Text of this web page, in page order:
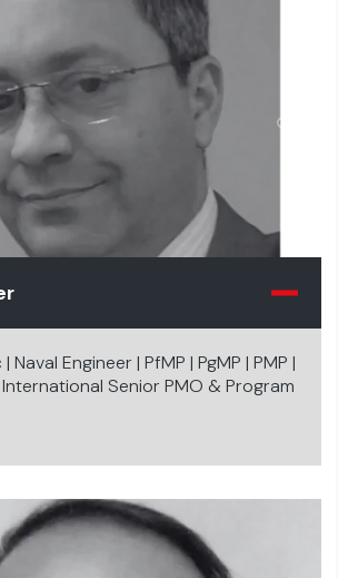
Naval Engineer | PfMP | PgMP | PMP |
International Senior PMO & Program